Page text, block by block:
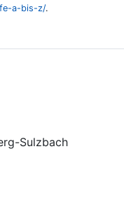
a-bis-z/.
Sulzbach